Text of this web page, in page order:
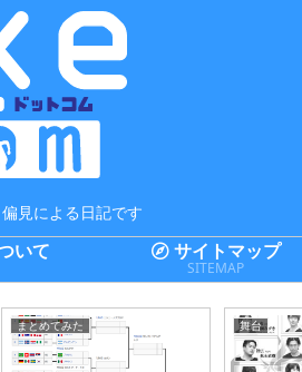
見による日記です
いて サイトマップ
SITEMAP
まとめてみた 舞台